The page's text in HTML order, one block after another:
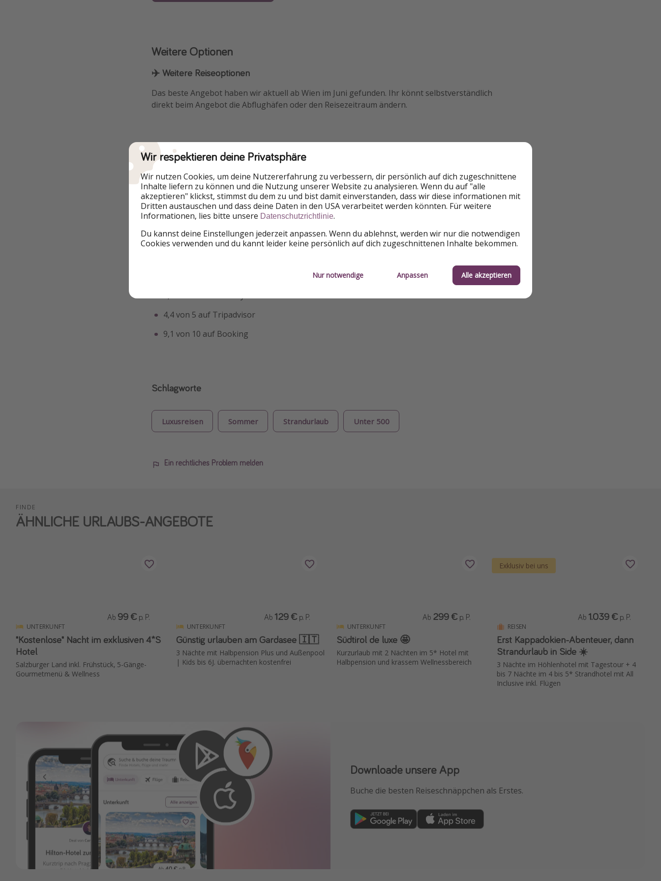
Weitere Optionen
✈️ Weitere Reiseoptionen
Das beste Angebot haben wir aktuell ab Wien im Juni gefunden. Ihr könnt selbstverständlich
direkt beim Angebot die Abflughäfen oder den Reisezeitraum ändern.
Zusätzliche Informationen
🏩 Euer Hotel: 5* Dubrovnik Palace
Euer Luxushotel erwartet euch auf der Halbinsel Lapad, direkt am Strand. Ihr nächtigt im
Superior Doppelzimmer und könnt den Meerblick genießen. Ihr startet mit einem
Dubrovnik erkunden. Ein Bus bringt euch direkt gegenüber vom Hotel in die Altstadt.
4,4 von 5 auf Tripadvisor
9,1 von 10 auf Booking
Schlagworte
Luxusreisen Sommer Strandurlaub Unter 500
Ein rechtliches Problem melden
FINDE
ÄHNLICHE URLAUBS-ANGEBOTE
UNTERKUNFT
"Kostenlose" Nacht im exklusiven 4*S
Hotel
Salzburger Land inkl. Frühstück, 5-Gänge-
Gourmetmenü & Wellness
Ab 99 € p. P.
UNTERKUNFT
Günstig urlauben am Gardasee 🇮🇹
3 Nächte mit Halbpension Plus und Außenpool
| Kids bis 6J. übernachten kostenfrei
Ab 129 € p. P.
UNTERKUNFT
Südtirol de luxe 🤩
Kurzurlaub mit 2 Nächten im 5* Hotel mit
Halbpension und krassem Wellnessbereich
Ab 299 € p. P.
Exklusiv bei uns
REISEN
Erst Kappadokien-Abenteuer, dann
Strandurlaub in Side ☀️
3 Nächte im Höhlenhotel mit Tagestour + 4
bis 7 Nächte im 4 bis 5* Strandhotel mit All
Inclusive inkl. Flügen
Ab 1.039 € p. P.
Downloade unsere App
Buche die besten Reiseschnäppchen als Erstes.
Wir respektieren deine Privatsphäre
Wir nutzen Cookies, um deine Nutzererfahrung zu verbessern, dir persönlich auf dich zugeschnittene
Inhalte liefern zu können und die Nutzung unserer Website zu analysieren. Wenn du auf "alle
akzeptieren" klickst, stimmst du dem zu und bist damit einverstanden, dass wir diese informationen mit
Dritten austauschen und dass deine Daten in den USA verarbeitet werden könnten. Für weitere
Informationen, lies bitte unsere Datenschutzrichtlinie.
Du kannst deine Einstellungen jederzeit anpassen. Wenn du ablehnst, werden wir nur die notwendigen
Cookies verwenden und du kannt leider keine persönlich auf dich zugeschnittenen Inhalte bekommen.
Nur notwendige Anpassen Alle akzeptieren